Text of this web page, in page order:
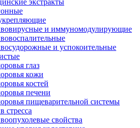
экстракты
и иммуномодулирующие
и успокоительные
глаз
кожи
костей
печени
пищеварительной системы
стресса
свойства